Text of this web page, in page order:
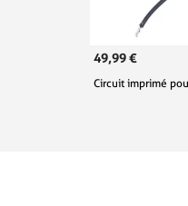
49,99 €
Circuit imprimé